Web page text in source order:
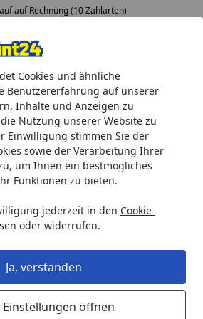
Cookies und ähnliche
Benutzererfahrung auf unserer
Inhalte und Anzeigen zu
Nutzung unserer Website zu
Einwilligung stimmen Sie der
sowie der Verarbeitung Ihrer
um Ihnen ein bestmögliches
Funktionen zu bieten.
jederzeit in den Cookie-
oder widerrufen.
Ja, verstanden
Einstellungen öffnen
auf Rechnung (10 Zahlarten)
für ProMax Pressure 6000/8
Einsteckfuss für
6000/8 (44613)